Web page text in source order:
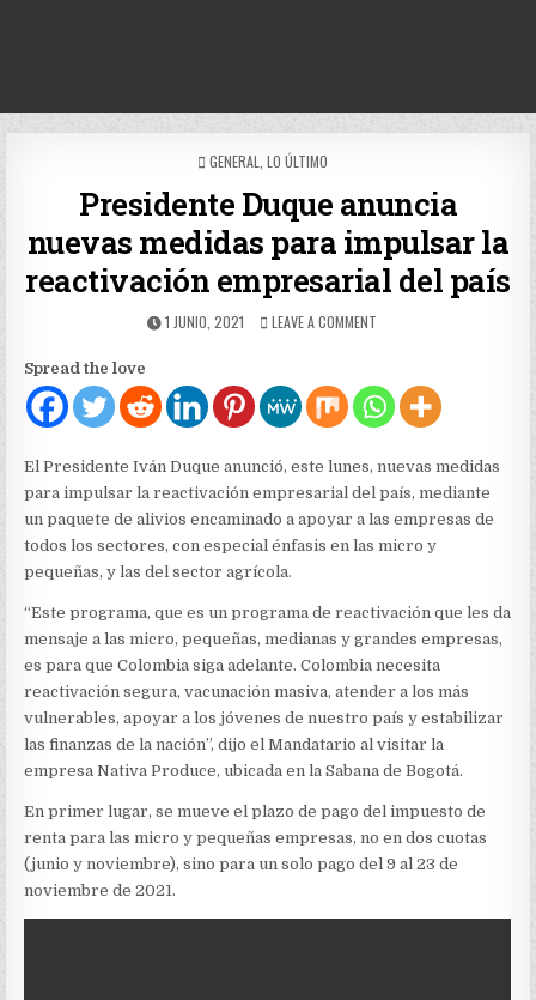
POSTED
GENERAL LO ÚLTIMO
Presidente Duque anuncia
nuevas medidas para impulsar la
reactivación empresarial del país
PUBLISHED
1 JUNIO, 2021 LEAVE A COMMENT
ANUNCIA
NUEVAS
MEDIDAS
IMPULSAR
REACTIVACIÓN
EMPRESARIAL
DEL
Spread the love
El Presidente Iván Duque anunció, este lunes, nuevas medidas
para impulsar la reactivación empresarial del país, mediante
un paquete de alivios encaminado a apoyar a las empresas de
todos los sectores, con especial énfasis en las micro y
pequeñas, y las del sector agrícola.
“Este programa, que es un programa de reactivación que les da
mensaje a las micro, pequeñas, medianas y grandes empresas,
es para que Colombia siga adelante. Colombia necesita
reactivación segura, vacunación masiva, atender a los más
vulnerables, apoyar a los jóvenes de nuestro país y estabilizar
las finanzas de la nación”, dijo el Mandatario al visitar la
empresa Nativa Produce, ubicada en la Sabana de Bogotá.
En primer lugar, se mueve el plazo de pago del impuesto de
renta para las micro y pequeñas empresas, no en dos cuotas
(junio y noviembre), sino para un solo pago del 9 al 23 de
noviembre de 2021.